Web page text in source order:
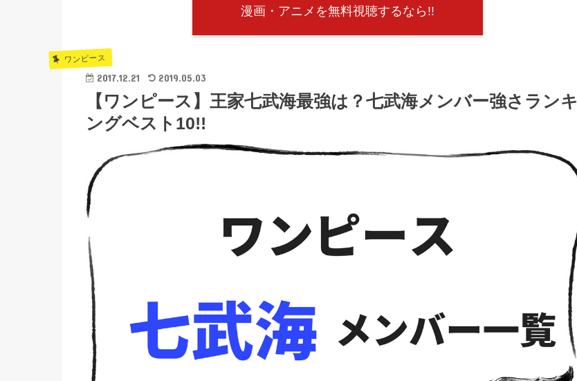
漫画・アニメを無料視聴するなら!!
ワンピース
2017.12.21 2019.05.03
【ワンピース】王家七武海最強は？七武海メンバー強さランキ
ングベスト10!!